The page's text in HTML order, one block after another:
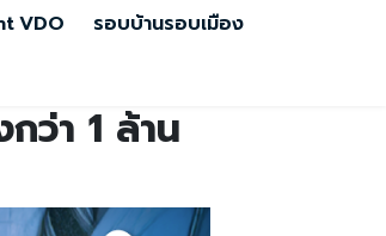
VDO รอบบ้านรอบเมือง
ว่า 1 ล้าน